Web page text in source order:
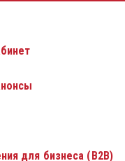
для бизнеса (B2B)